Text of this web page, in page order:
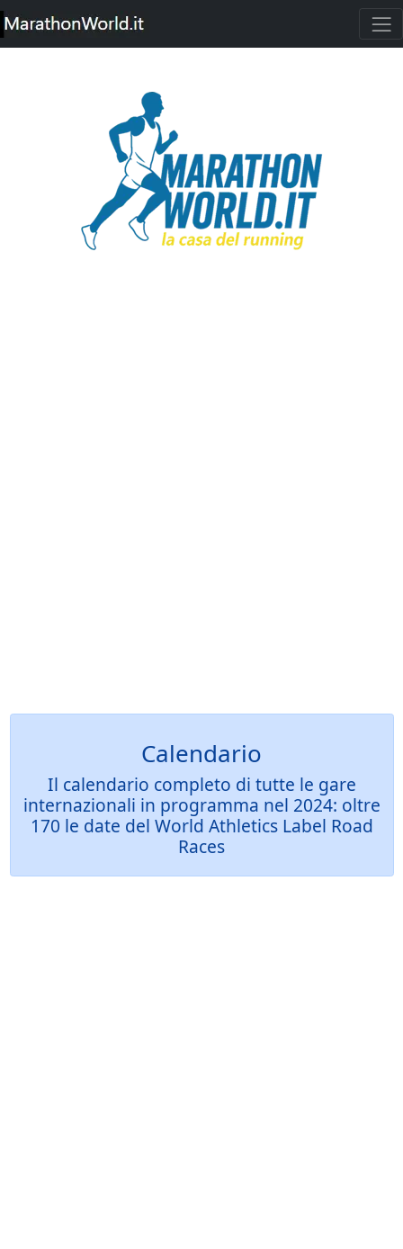
Calendario
Il calendario completo di tutte le gare
internazionali in programma nel 2024: oltre
170 le date del World Athletics Label Road
Races